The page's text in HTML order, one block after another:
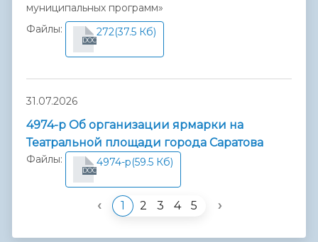
муниципальных программ»
Файлы:
DOC
272(37.5 Кб)
31.07.2026
4974-р Об организации ярмарки на
Театральной площади города Саратова
Файлы:
DOC
4974-р(59.5 Кб)
‹ 1 2 3 4 5 ›